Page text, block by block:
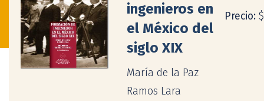
ingenieros en
el México del
siglo XIX
María de la Paz
Ramos Lara
Precio: